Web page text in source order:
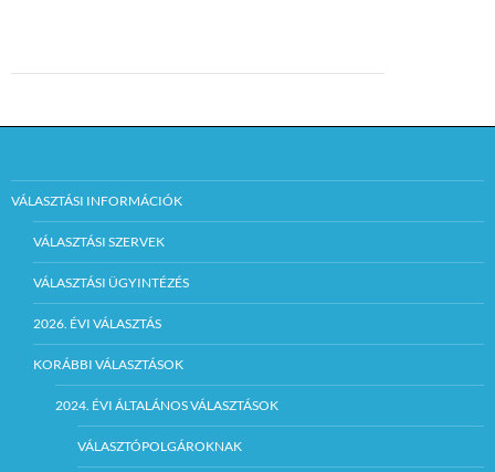
VÁLASZTÁSI INFORMÁCIÓK
VÁLASZTÁSI SZERVEK
VÁLASZTÁSI ÜGYINTÉZÉS
2026. ÉVI VÁLASZTÁS
KORÁBBI VÁLASZTÁSOK
2024. ÉVI ÁLTALÁNOS VÁLASZTÁSOK
VÁLASZTÓPOLGÁROKNAK